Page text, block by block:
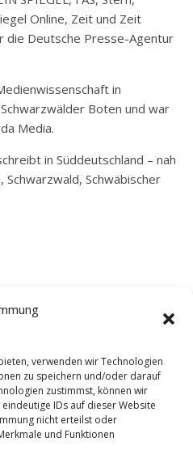
verwenden wir Technologien
zu speichern und/oder darauf
zustimmst, können wir
IDs auf dieser Website
nicht erteilst oder
und Funktionen
Online, Zeit und Zeit
die Deutsche Presse-Agentur
in
Schwarzwälder Boten und war
Media.
in Süddeutschland – nah
Schwäbischer
frischke.de
VON MIR
Torial